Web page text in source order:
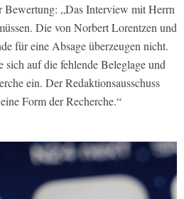
Bewertung: „Das Interview mit Herrn
Die von Norbert Lorentzen und
für eine Absage überzeugen nicht.
sich auf die fehlende Beleglage und
ein. Der Redaktionsausschuss
Form der Recherche.“